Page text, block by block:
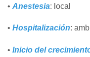
• Anestesia: local
• Hospitalización:
• Inicio del